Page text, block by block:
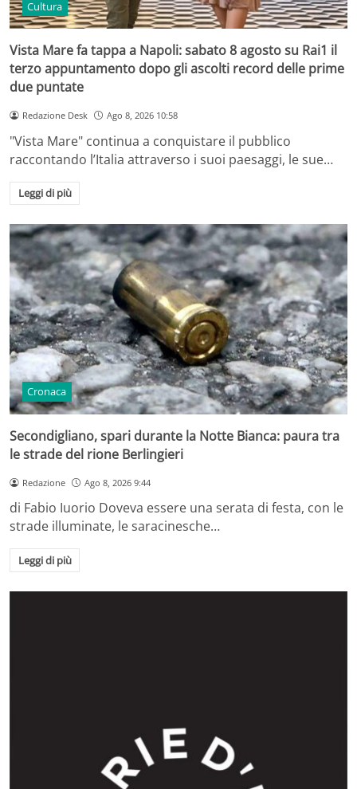
Cultura
Vista Mare fa tappa a Napoli: sabato 8 agosto su Rai1 il
terzo appuntamento dopo gli ascolti record delle prime
due puntate
Redazione Desk Ago 8, 2026 10:58
"Vista Mare" continua a conquistare il pubblico
raccontando l’Italia attraverso i suoi paesaggi, le sue…
Leggi di più
Cronaca
Secondigliano, spari durante la Notte Bianca: paura tra
le strade del rione Berlingieri
Redazione Ago 8, 2026 9:44
di Fabio Iuorio Doveva essere una serata di festa, con le
strade illuminate, le saracinesche…
Leggi di più